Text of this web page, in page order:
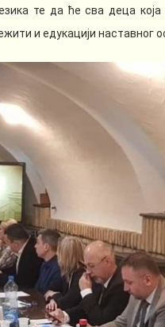
те да ће сва деца
и едукацији наставног